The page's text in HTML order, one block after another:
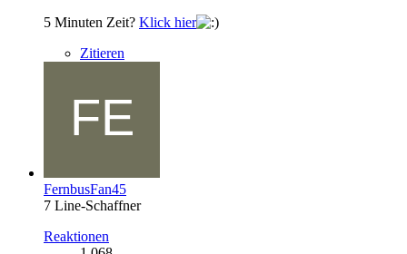
5 Minuten Zeit? Klick hier
Zitieren
FernbusFan45
7 Line-Schaffner
Reaktionen